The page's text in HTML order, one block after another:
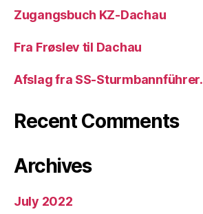
Zugangsbuch KZ-Dachau
Fra Frøslev til Dachau
Afslag fra SS-Sturmbannführer.
Recent Comments
Archives
July 2022